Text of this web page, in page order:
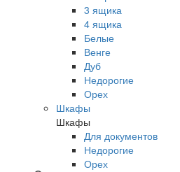
3 ящика
4 ящика
Белые
Венге
Дуб
Недорогие
Орех
Шкафы
Шкафы
Для документов
Недорогие
Орех